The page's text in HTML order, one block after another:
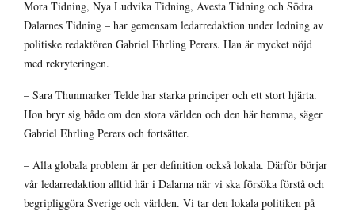
Mora Tidning, Nya Ludvika Tidning, Avesta Tidning och Södra
Dalarnes Tidning – har gemensam ledarredaktion under ledning av
politiske redaktören Gabriel Ehrling Perers. Han är mycket nöjd
med rekryteringen.
– Sara Thunmarker Telde har starka principer och ett stort hjärta.
Hon bryr sig både om den stora världen och den här hemma, säger
Gabriel Ehrling Perers och fortsätter.
– Alla globala problem är per definition också lokala. Därför börjar
vår ledarredaktion alltid här i Dalarna när vi ska försöka förstå och
begripliggöra Sverige och världen. Vi tar den lokala politiken på